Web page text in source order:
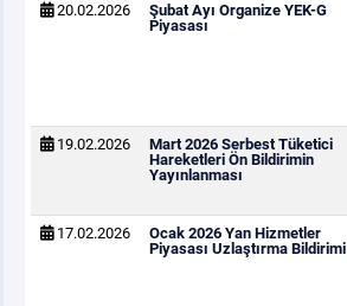
20.02.2026
Şubat Ayı Organize YEK-G
Piyasası
19.02.2026
Mart 2026 Serbest Tüketici
Hareketleri Ön Bildirimin
Yayınlanması
17.02.2026
Ocak 2026 Yan Hizmetler
Piyasası Uzlaştırma Bildirimi